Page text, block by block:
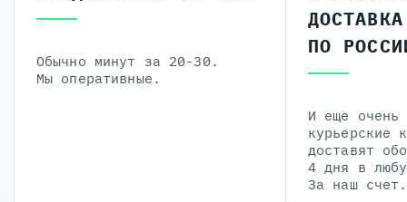
Обычно минут за 20-30.
Мы оперативные.
ДОСТАВКА
ПО
И еще очень
курьерские
доставят
4 дня в
За наш счет.